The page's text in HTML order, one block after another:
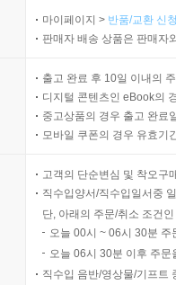
마이페이지 > 반품/교환 신
판매자 배송 상품은 판매자
출고 완료 후 10일 이내의
디지털 콘텐츠인 eBook의
중고상품의 경우 출고 완료
모바일 쿠폰의 경우 유효기
고객의 단순변심 및 착오구
직수입양서/직수입일서중
단, 아래의 주문/취소 조건
오늘 00시 ~ 06시 30분
오늘 06시 30분 이후 주
직수입 음반/영상물/기프트